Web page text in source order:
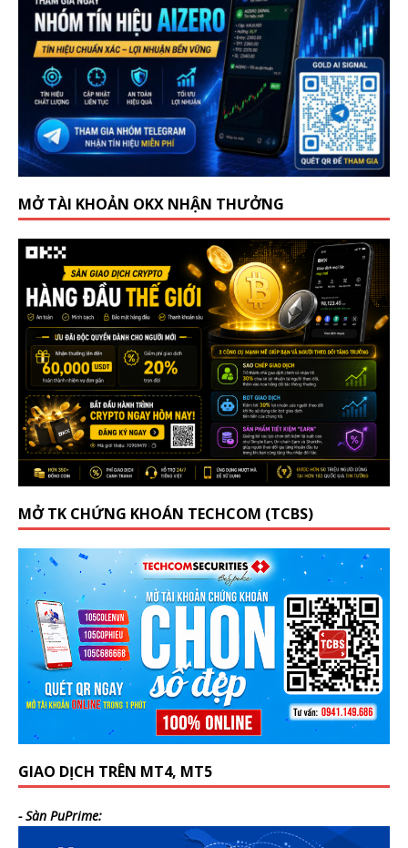
MỞ TÀI KHOẢN OKX NHẬN THƯỞNG
MỞ TK CHỨNG KHOÁN TECHCOM (TCBS)
GIAO DỊCH TRÊN MT4, MT5
- Sàn PuPrime: